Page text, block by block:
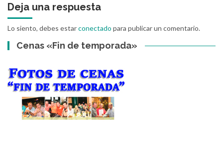
Deja una respuesta
Lo siento, debes estarconectado para publicar un comentario.
Cenas «Fin de temporada»